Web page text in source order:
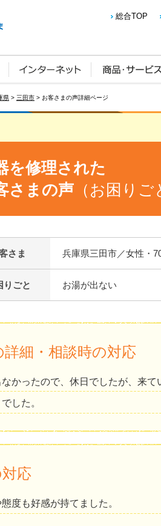
総合TOP
県 > 三田市 > お客さまの声詳細ページ
を修理された
さまの声 （お困り
さま 兵庫県三田市／女性・
りごと お湯が出ない
細・相談時の対応
かったので、休日でしたが、来
した。
応
度も好感が持てました。